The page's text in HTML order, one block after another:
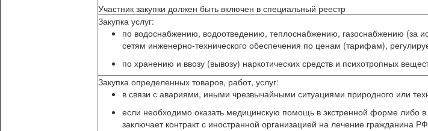
Участник закупки должен быть включен в специальный реестр
Закупка услуг:
по водоснабжению, водоотведению, теплоснабжению, газоснабжению (за
сетям инженерно-технического обеспечения по ценам (тарифам),
по хранению и ввозу (вывозу) наркотических средств и психотропных
Закупка определенных товаров, работ, услуг:
в связи с авариями, иными чрезвычайными ситуациями природного или
если необходимо оказать медицинскую помощь в экстренной форме либо
заключает контракт с иностранной организацией на лечение гражданина